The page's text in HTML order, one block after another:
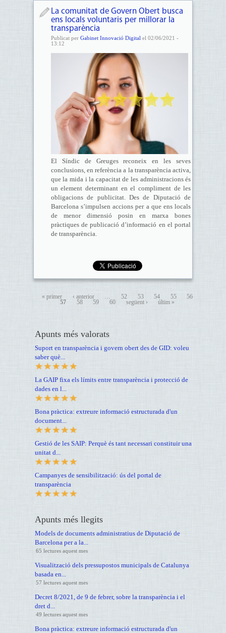
La comunitat de Govern Obert busca
ens locals voluntaris per millorar la
transparència
Publicat per Gabinet Innovació Digital el 02/06/2021 -
13:12
El Síndic de Greuges reconeix en les seves
conclusions, en referència a la transparència activa,
que la mida i la capacitat de les administracions és
un element determinant en el compliment de les
obligacions de publicitat. Des de Diputació de
Barcelona s’impulsen accions per a que ens locals
de menor dimensió posin en marxa bones
pràctiques de publicació d’informació en el portal
de transparència.
« primer ‹ anterior … 52 53 54 55
56
57
58 59 60 següent › últim »
Apunts més valorats
Suport en transparència i govern obert des de GID: voleu
saber què...
La GAIP fixa els límits entre transparència i protecció de
dades en l...
Bona pràctica: extreure informació estructurada d'un
document...
Gestió de les SAIP: Perquè és tant necessari constituir una
unitat d...
Campanyes de sensibilització: ús del portal de
transparència
Apunts més llegits
Models de documents administratius de Diputació de
Barcelona per a la...
65 lectures aquest mes
Visualització dels pressupostos municipals de Catalunya
basada en...
57 lectures aquest mes
Decret 8/2021, de 9 de febrer, sobre la transparència i el
dret d...
49 lectures aquest mes
Bona pràctica: extreure informació estructurada d'un